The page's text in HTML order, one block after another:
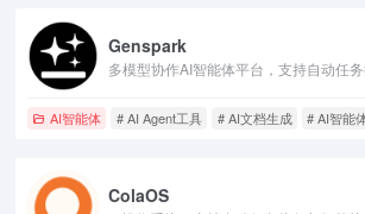
Genspark
多模型协作AI智能体平台，支持自动任
AI智能体 # AI Agent工具 # AI文档生成 # AI智能
ColaOS